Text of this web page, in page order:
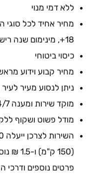
ללא דמי מנוי
מחיר אחיד לכל סוגי
18+, מינימום שנה רישיון)
כיסוי ביטוחי
מחיר קבוע וידוע
ניתן לנסוע מעיר
מוקד שירות ומענה 24/7
מודל פשוט ושקוף
(150 ק"מ) ו-1.5 ₪ נוספים לכל חריגה.
פרטים נוספים ודרכי